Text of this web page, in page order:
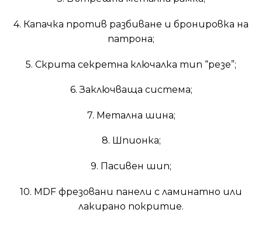
4. Капачка против разбиване и бронировка на
патрона;
5. Скрита секретна ключалка тип “резе”;
6. Заключваща система;
7. Метална шина;
8. Шпионка;
9. Пасивен шип;
10. MDF фрезовани панели с ламинатно или
лакирано покритие.